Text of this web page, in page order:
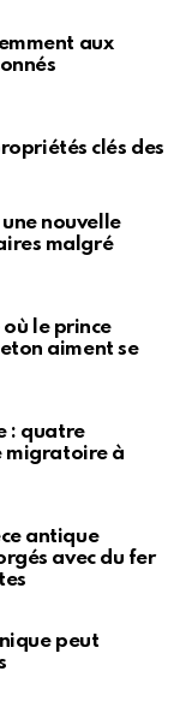
aux
clés des
nouvelle
malgré
le prince
aiment se
: quatre
migratoire à
antique
avec du fer
peut